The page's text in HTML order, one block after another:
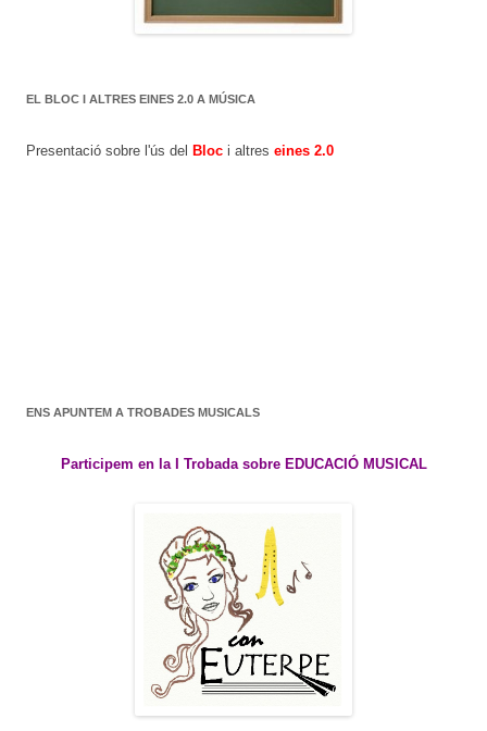
EL BLOC I ALTRES EINES 2.0 A MÚSICA
Presentació sobre l'ús del Bloc i altres eines 2.0
ENS APUNTEM A TROBADES MUSICALS
Participem en la I Trobada sobre EDUCACIÓ MUSICAL